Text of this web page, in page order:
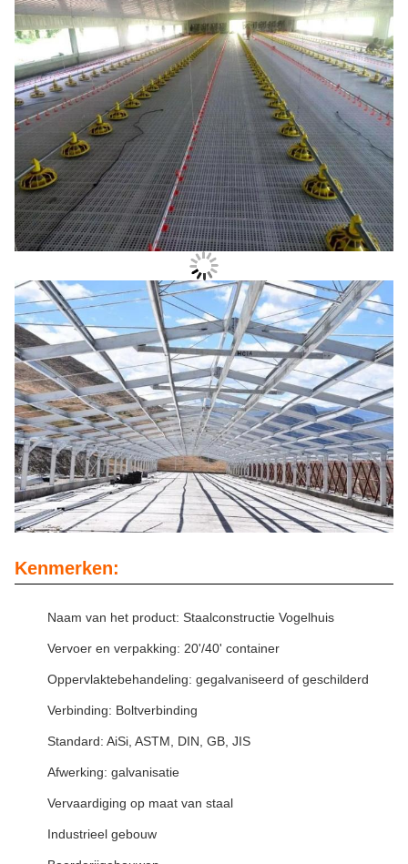
Kenmerken:
Naam van het product: Staalconstructie Vogelhuis
Vervoer en verpakking: 20'/40' container
Oppervlaktebehandeling: gegalvaniseerd of geschilderd
Verbinding: Boltverbinding
Standard: AiSi, ASTM, DIN, GB, JIS
Afwerking: galvanisatie
Vervaardiging op maat van staal
Industrieel gebouw